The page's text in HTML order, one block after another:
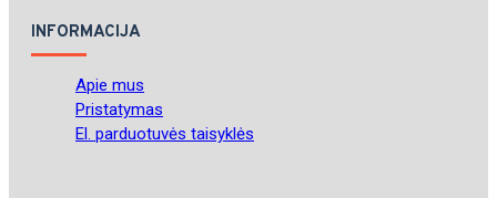
INFORMACIJA
Apie mus
Pristatymas
El. parduotuvės taisyklės